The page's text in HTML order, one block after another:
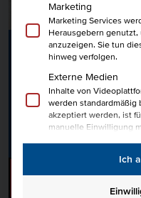
zum Blog
Karriere im Beruf //
Von
Marketing
Marketing Services
Herausgebern
anzuzeigen. Sie tun
hinweg verfolgen.
Externe Medien
Inhalte von
werden standardmäßig
akzeptiert werden, ist
manuelle Einwilligung
Ich